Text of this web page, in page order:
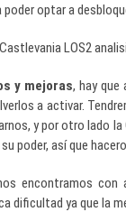
poder optar a
y mejoras, hay que
a activar.
y por otro lado
poder, así que
encontramos con
dificultad ya que la